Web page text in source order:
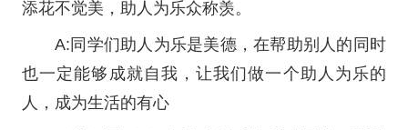
添花不觉美，助人为乐众称羡。
A:同学们助人为乐是美德，在帮助别人的同时
也一定能够成就自我，让我们做一个助人为乐的
人，成为生活的有心